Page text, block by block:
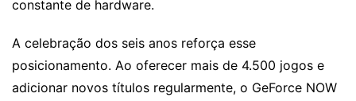
constante de hardware.
A celebração dos seis anos reforça esse
posicionamento. Ao oferecer mais de 4.500 jogos e
adicionar novos títulos regularmente, o GeForce NOW